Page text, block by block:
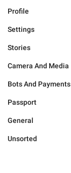
Profile
Settings
Stories
Camera And Media
Bots And Payments
Passport
General
Unsorted